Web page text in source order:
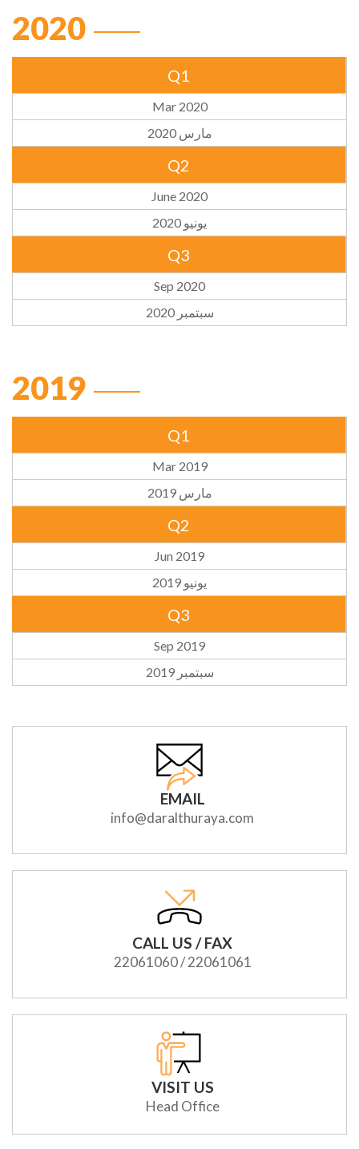
2020
Q1
Mar 2020
مارس 2020
Q2
June 2020
يونيو 2020
Q3
Sep 2020
سبتمبر 2020
2019
Q1
Mar 2019
مارس 2019
Q2
Jun 2019
يونيو 2019
Q3
Sep 2019
سبتمبر 2019
EMAIL
info@daralthuraya.com
CALL US / FAX
22061060 / 22061061
VISIT US
Head Office